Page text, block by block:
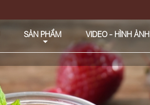
SẢN PHẨM VIDEO - HÌNH ẢNH